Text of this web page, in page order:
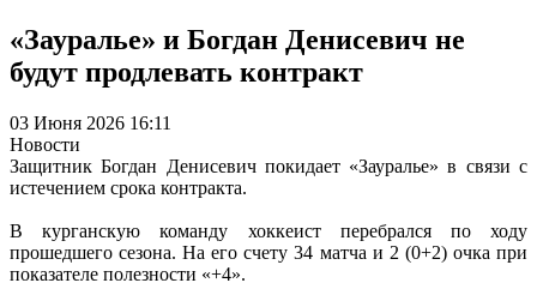
«Зауралье» и Богдан Денисевич не
будут продлевать контракт
03 Июня 2026 16:11
Новости
Защитник Богдан Денисевич покидает «Зауралье» в связи с
истечением срока контракта.
В курганскую команду хоккеист перебрался по ходу
прошедшего сезона. На его счету 34 матча и 2 (0+2) очка при
показателе полезности «+4».